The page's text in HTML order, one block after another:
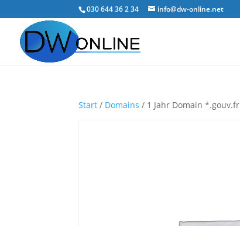
030 644 36 2 34 info@dw-online.net
Start / Domains / 1 Jahr Domain *.gouv.fr